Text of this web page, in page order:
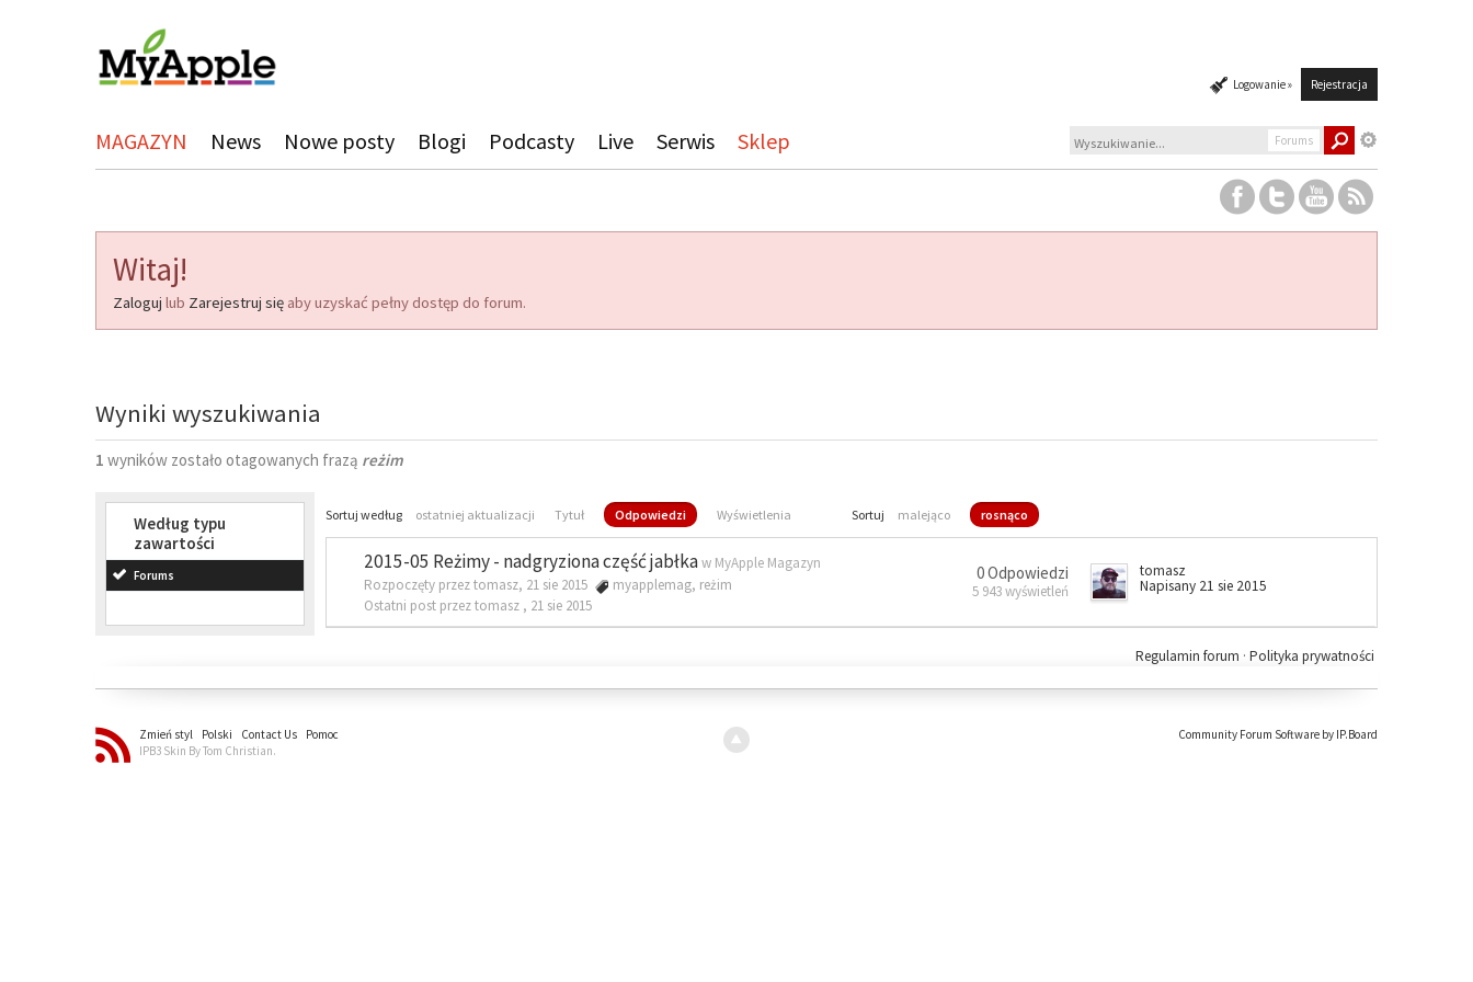
Logowanie » Rejestracja
MAGAZYN News Nowe posty Blogi Podcasty Live Serwis Sklep Forums
Witaj!
Zaloguj lub Zarejestruj się aby uzyskać pełny dostęp do forum.
Wyniki wyszukiwania
1 wyników zostało otagowanych frazą reżim
Według typu
zawartości
Forums
Sortuj według ostatniej aktualizacji Tytuł Odpowiedzi Wyświetlenia Sortuj malejąco rosnąco
2015-05 Reżimy - nadgryziona część jabłkaw MyApple Magazyn
Rozpoczęty przez tomasz, 21 sie 2015
myapplemag, reżim
Ostatni post przez tomasz , 21 sie 2015
0 Odpowiedzi
5 943 wyświetleń
tomasz
Napisany 21 sie 2015
Polityka prywatności
Regulamin forum ·
Zmień styl Polski Contact Us
Pomoc
IPB3 Skin By Tom Christian.
Community Forum Software by IP.Board